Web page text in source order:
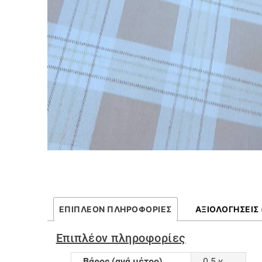
ΕΠΙΠΛΈΟΝ ΠΛΗΡΟΦΟΡΊΕΣ ΑΞΙΟΛΟΓΉΣΕΙΣ
Επιπλέον πληροφορίες